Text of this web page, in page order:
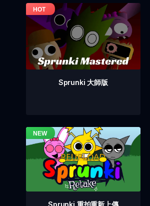
Sprunki 大師版